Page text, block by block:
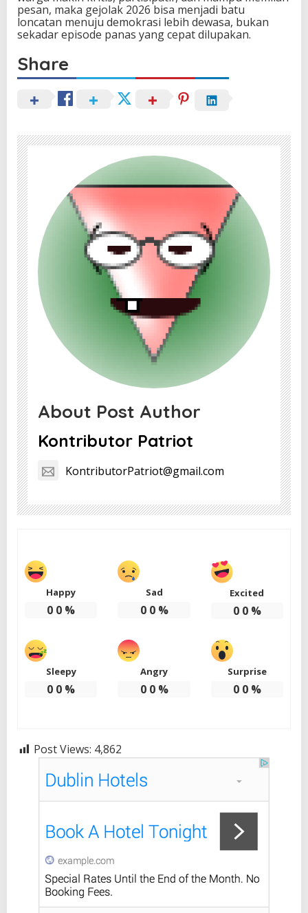
pesan, maka gejolak 2026 bisa menjadi batu
loncatan menuju demokrasi lebih dewasa, bukan
sekadar episode panas yang cepat dilupakan.
Share
About Post Author
Kontributor Patriot
KontributorPatriot@gmail.com
Happy
0 0 %
Sad
0 0%
Excited
0 0%
Sleepy
0 0 %
Angry
0 0%
Surprise
0 0%
Post Views: 4,862